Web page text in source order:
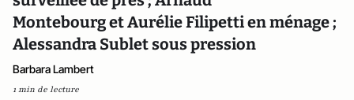
Montebourg et Aurélie Filipetti en ménage ;
Alessandra Sublet sous pression
Barbara Lambert
1 min de lecture